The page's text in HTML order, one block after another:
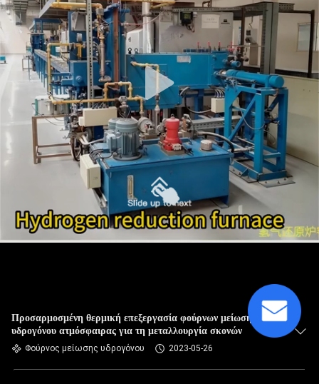
Προσαρμοσμένη θερμική επεξεργασία φούρνων μείωσης
υδρογόνου ατμόσφαιρας για τη μεταλλουργία σκονών
Φούρνος μείωσης υδρογόνου 2023-05-26